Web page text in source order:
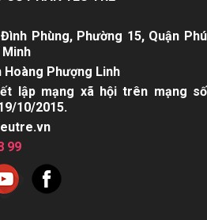
Dấu hiệu trẻ bị sởi cha
mẹ nhất định nên biết
chỉ số bmi
PHẦN YÊU TRẺ